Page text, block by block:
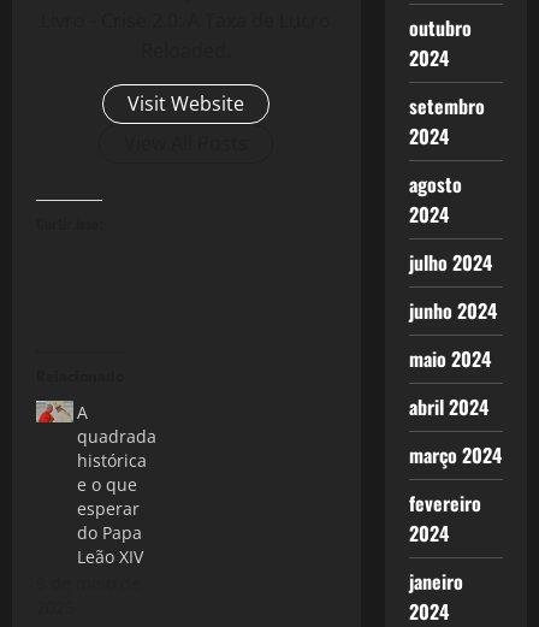
Visit Website
A
quadrada
histórica
e o que
esperar
do Papa
Leão XIV
outubro
2024
setembro
2024
agosto
2024
julho 2024
junho 2024
maio 2024
abril 2024
março 2024
fevereiro
2024
janeiro
2024